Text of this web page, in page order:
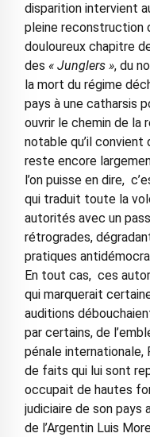
disparition intervient
pleine reconstruction
douloureux chapitre
des « Junglers », du
la mort du régime
pays à une catharsis
ouvrir le chemin de la
notable qu’il convient
reste encore
l’on puisse en dire,
qui traduit toute la
autorités avec un
rétrogrades,
pratiques
En tout cas, ces
qui marquerait
auditions
par certains, de
pénale internationale,
de faits qui lui sont
occupait de hautes
judiciaire de son pays
de l’Argentin Luis